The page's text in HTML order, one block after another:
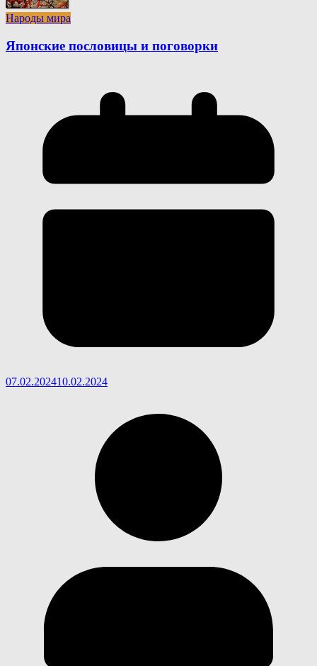
Народы мира
Японские пословицы и поговорки
07.02.202410.02.2024